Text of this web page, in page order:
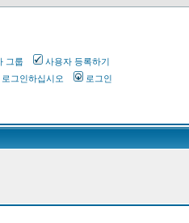
그룹
사용자 등록하기
그인하십시오 로그인